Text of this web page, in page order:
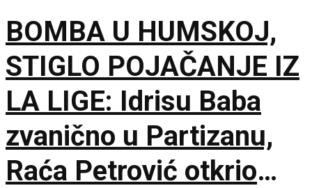
maksimum!
BOMBA U HUMSKOJ,
STIGLO POJAČANJE IZ
LA LIGE: Idrisu Baba
zvanično u Partizanu,
Raća Petrović otkrio